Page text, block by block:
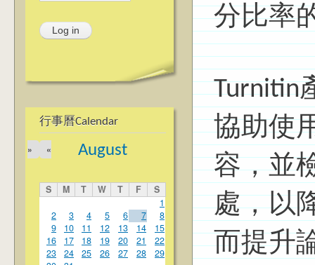
行事曆Calendar
August
«
»
S M T W T F
S
1
2
3 4 5 6 7
8
9
10 11 12 13 14
15
16
17 18 19 20 21
22
23
24 25 26 27 28
29
分比率
Turnitin
協助使
容，並
處，以
而提升